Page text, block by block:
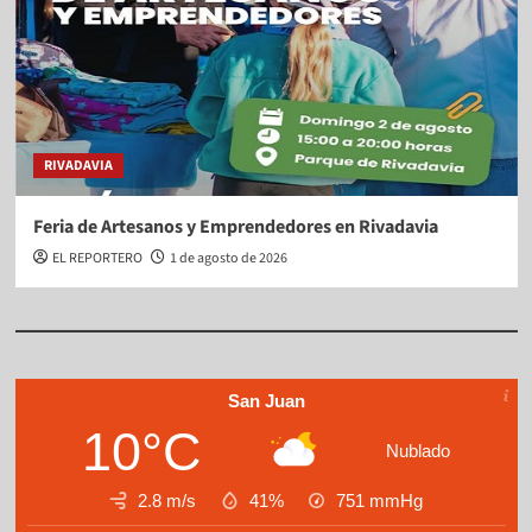
RIVADAVIA
Feria de Artesanos y Emprendedores en Rivadavia
EL REPORTERO 1 de agosto de 2026
San Juan
10°C Nublado
2.8 m/s 41% 751 mmHg